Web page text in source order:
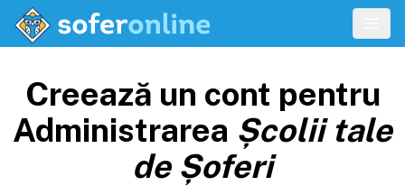
Creează un cont pentru
Administrarea Școlii tale
de Șoferi